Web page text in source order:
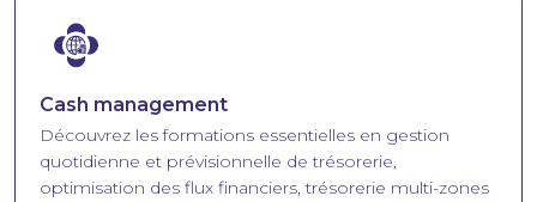
Image
Cash management
Découvrez les formations essentielles en gestion
quotidienne et prévisionnelle de trésorerie,
optimisation des flux financiers, trésorerie multi-zones